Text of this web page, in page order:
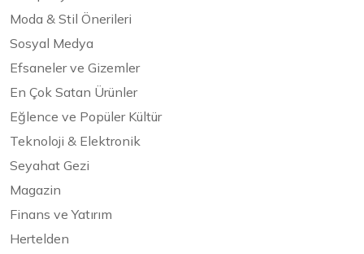
Moda & Stil Önerileri
Sosyal Medya
Efsaneler ve Gizemler
En Çok Satan Ürünler
Eğlence ve Popüler Kültür
Teknoloji & Elektronik
Seyahat Gezi
Magazin
Finans ve Yatırım
Hertelden